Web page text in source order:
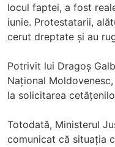
locul faptei, a fost
iunie. Protestatarii,
cerut dreptate și au
Potrivit lui Dragoș
Național
la solicitarea
Totodată, Ministerul
comunicat că situația